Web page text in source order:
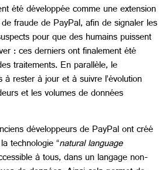
été développée comme une extension
fraude de PayPal, afin de signaler les
pour que des humains puissent
: ces derniers ont finalement été
traitements. En parallèle, le
à rester à jour et à suivre l’évolution
et les volumes de données
développeurs de PayPal ont créé
technologie “natural language
à tous, dans un langage non-